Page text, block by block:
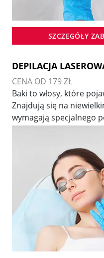
SZCZEGÓŁY
DEPILACJA
CENA OD 179 ZŁ
Baki to włosy, które
Znajdują się na
wymagają specjalnego